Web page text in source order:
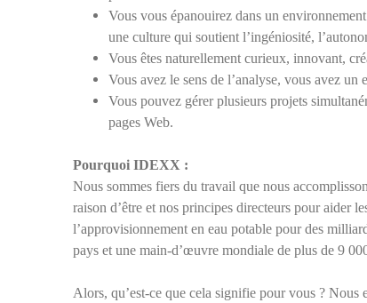
Vous vous épanouirez dans un
une culture qui soutient l’ingéniosité,
Vous êtes naturellement curieux, innovant,
Vous avez le sens de l’analyse, vous avez
Vous pouvez gérer plusieurs projets
pages Web.
Pourquoi IDEXX :
Nous sommes fiers du travail que nous
raison d’être et nos principes directeurs pour aider
l’approvisionnement en eau potable pour des
pays et une main-d’œuvre mondiale de plus de 9
Alors, qu’est-ce que cela signifie pour vous ? Nous